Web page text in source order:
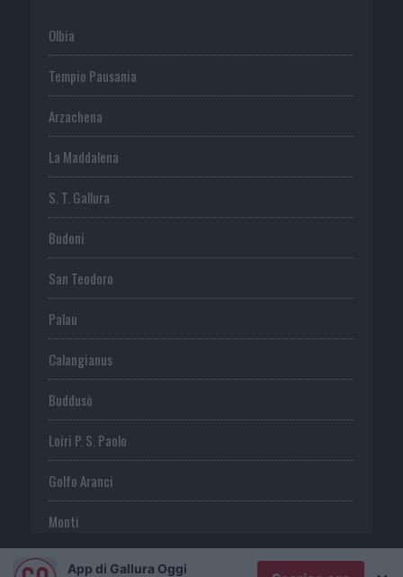
Olbia
Tempio Pausania
Arzachena
La Maddalena
S. T. Gallura
Budoni
San Teodoro
Palau
Calangianus
Buddusò
Loiri P. S. Paolo
Golfo Aranci
Monti
TeltiApp di Gallura Oggi